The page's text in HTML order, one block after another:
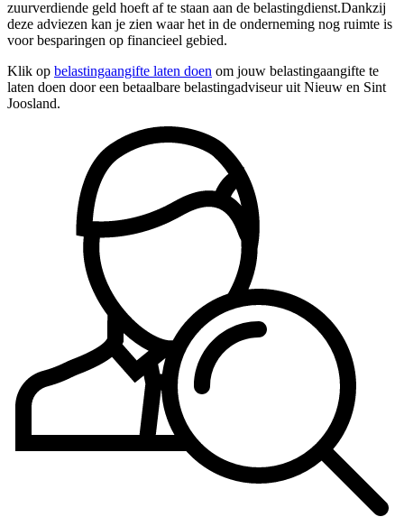
zuurverdiende geld hoeft af te staan aan de belastingdienst.Dankzij
deze adviezen kan je zien waar het in de onderneming nog ruimte is
voor besparingen op financieel gebied.
Klik op belastingaangifte laten doen om jouw belastingaangifte te
laten doen door een betaalbare belastingadviseur uit Nieuw en Sint
Joosland.